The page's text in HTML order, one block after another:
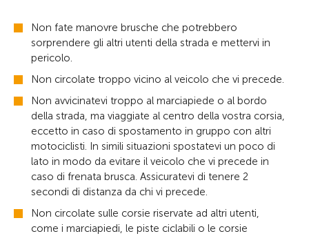
Non fate manovre brusche che potrebbero
sorprendere gli altri utenti della strada e mettervi in
pericolo.
Non circolate troppo vicino al veicolo che vi precede.
Non avvicinatevi troppo al marciapiede o al bordo
della strada, ma viaggiate al centro della vostra corsia,
eccetto in caso di spostamento in gruppo con altri
motociclisti. In simili situazioni spostatevi un poco di
lato in modo da evitare il veicolo che vi precede in
caso di frenata brusca. Assicuratevi di tenere 2
secondi di distanza da chi vi precede.
Non circolate sulle corsie riservate ad altri utenti,
come i marciapiedi, le piste ciclabili o le corsie